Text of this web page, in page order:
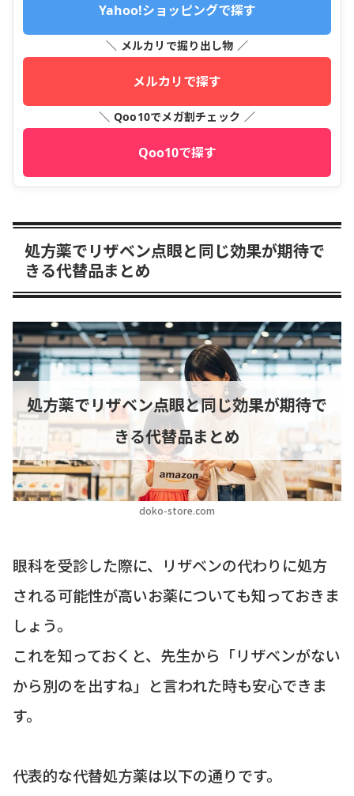
Yahoo!ショッピングで探す
＼ メルカリで掘り出し物 ／
メルカリで探す
＼ Qoo10でメガ割チェック ／
Qoo10で探す
処方薬でリザベン点眼と同じ効果が期待で
きる代替品まとめ
doko-store.com
処方薬でリザベン点眼と同じ効果が期待で
きる代替品まとめ
眼科を受診した際に、リザベンの代わりに処方
される可能性が高いお薬についても知っておきま
しょう。
これを知っておくと、先生から「リザベンがない
から別のを出すね」と言われた時も安心できま
す。
代表的な代替処方薬は以下の通りです。